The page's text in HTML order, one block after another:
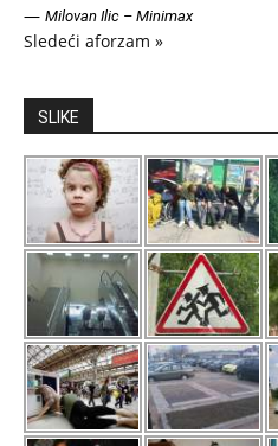
— Milovan Ilic – Minimax
Sledeći aforzam »
SLIKE